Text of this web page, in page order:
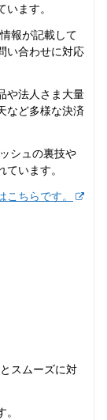
ます。
報が記載して
い合わせに対応
や法人さま大量
など多様な決済
シュの裏技や
います。
ちらです。
スムーズに対